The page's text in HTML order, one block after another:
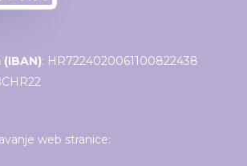
: HR7224020061100822438
web stranice: